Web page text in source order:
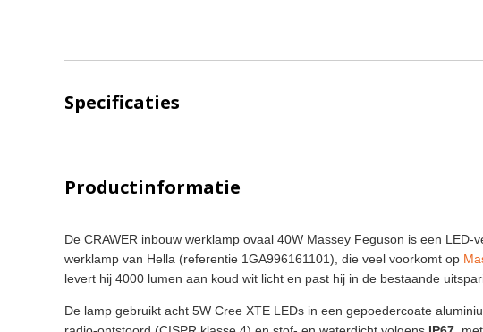
Specificaties
Productinformatie
De CRAWER inbouw werklamp ovaal 40W Massey Feguson is een LED-
werklamp van Hella (referentie 1GA996161101), die veel voorkomt op
levert hij 4000 lumen aan koud wit licht en past hij in de bestaande
De lamp gebruikt acht 5W Cree XTE LEDs in een gepoedercoate